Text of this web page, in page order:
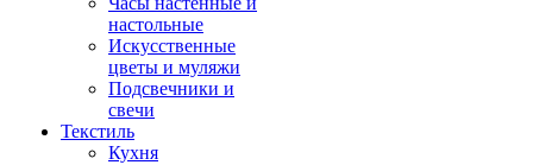
настольные
Искусственные
цветы и муляжи
Подсвечники и
свечи
Текстиль
Кухня